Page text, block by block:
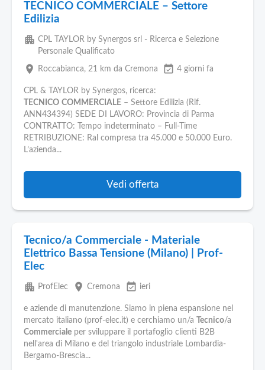
TECNICO COMMERCIALE – Settore
Edilizia
apartment CPL TAYLOR by Synergos srl - Ricerca e Selezione
Personale Qualificato
place Roccabianca, 21 km da Cremona event_available 4 giorni fa
CPL & TAYLOR by Synergos, ricerca:
TECNICO COMMERCIALE – Settore Edilizia (Rif.
ANN434394) SEDE DI LAVORO: Provincia di Parma
CONTRATTO: Tempo indeterminato – Full-Time
RETRIBUZIONE: Ral compresa tra 45.000 e 50.000 Euro.
L’azienda...
Vedi offerta
Tecnico/a Commerciale - Materiale
Elettrico Bassa Tensione (Milano) | Prof-
Elec
apartment ProfElec place Cremona event_available ieri
e aziende di manutenzione. Siamo in piena espansione nel
mercato italiano (prof-elec.it) e cerchiamo un/a
Tecnico/a
Commerciale per sviluppare il portafoglio clienti B2B
nell'area di Milano e del triangolo industriale Lombardia-
Bergamo-Brescia...